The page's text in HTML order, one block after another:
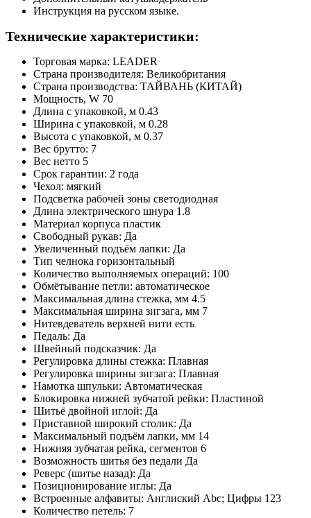
Инструкция на русском языке.
Технические характеристики:
Торговая марка: LEADER
Страна производителя: Великобритания
Страна производства: ТАЙВАНЬ (КИТАЙ)
Мощность, W 70
Длина с упаковкой, м 0.43
Ширина с упаковкой, м 0.28
Высота с упаковкой, м 0.37
Вес брутто: 7
Вес нетто 5
Срок гарантии: 2 года
Чехол: мягкий
Подсветка рабочей зоны светодиодная
Длина электрического шнура 1.8
Материал корпуса пластик
Свободный рукав: Да
Увеличенный подъём лапки: Да
Тип челнока горизонтальный
Количество выполняемых операций: 100
Обмётывание петли: автоматическое
Максимальная длина стежка, мм 4.5
Максимальная ширина зигзага, мм 7
Нитевдеватель верхней нити есть
Педаль: Да
Швейный подсказчик: Да
Регулировка длины стежка: Плавная
Регулировка ширины зигзага: Плавная
Намотка шпульки: Автоматическая
Блокировка нижней зубчатой рейки: Пластиной
Шитьё двойной иглой: Да
Приставной широкий столик: Да
Максимальный подъём лапки, мм 14
Нижняя зубчатая рейка, сегментов 6
Возможность шитья без педали Да
Реверс (шитье назад): Да
Позиционирование иглы: Да
Встроенные алфавиты: Англиский Abc; Цифры 123
Количество петель: 7